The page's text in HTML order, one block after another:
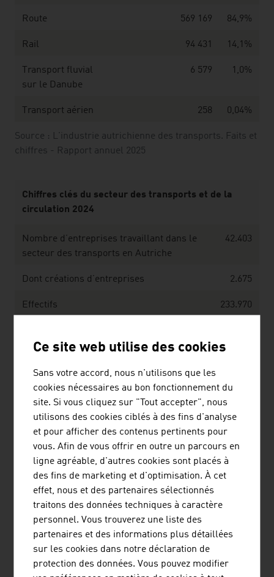
Source : L'industrie autrichienne des transports. Faits et
chiffres - Rapport annuel 2025
Route 569 169 84,9%
Rail 94 431 14,1%
Transport fluvial
sur le Danube
6 579 1,0%
Transport aérien 258 0,04%
chiffres - Rapport annuel 2025
Chiffres clés du secteur des transports et de la
circulation 2024
Nombre d’entreprises travaillant dans le
secteur des transports en Autriche
42.403
Dont créations d’entreprises 2.675
Effectifs 233.970
Source : Fiche d’information – Les remontées
mécaniques en chiffres, 2025. Syndicat autrichien des
L’industrie des téléphériques (2024/2025)
Entreprises opérant dans le domaine
des téléphériques
Investissements
500 millions
d'euros
Transports effectués 568 millions
Effectifs
Ce site web utilise des cookies
Sans votre accord, nous n'utilisons que les
cookies nécessaires au bon fonctionnement du
site. Si vous cliquez sur "Tout accepter", nous
utilisons des cookies ciblés à des fins d'analyse
et pour afficher des contenus pertinents pour
vous. Afin de vous offrir en outre un parcours en
ligne agréable, d'autres cookies sont placés à
des fins de marketing et d'optimisation. À cet
effet, nous et des partenaires sélectionnés
traitons des données techniques à caractère
personnel. Vous trouverez une liste des
partenaires et des informations plus détaillées
sur les cookies dans notre déclaration de
protection des données. Vous pouvez modifier